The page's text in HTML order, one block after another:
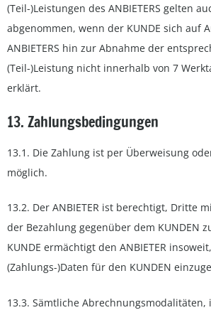
(Teil-)Leistungen des ANBIETERS gelten
abgenommen, wenn der KUNDE sich auf
ANBIETERS hin zur Abnahme der
(Teil-)Leistung nicht innerhalb von 7
erklärt.
13. Zahlungsbedingungen
13.1. Die Zahlung ist per Überweisung
möglich.
13.2. Der ANBIETER ist berechtigt, Dritte
der Bezahlung gegenüber dem KUNDEN
KUNDE ermächtigt den ANBIETER
(Zahlungs-)Daten für den KUNDEN
13.3. Sämtliche Abrechnungsmodalitäten,